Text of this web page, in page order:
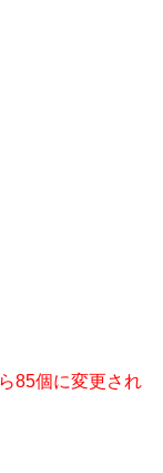
85個に変更され